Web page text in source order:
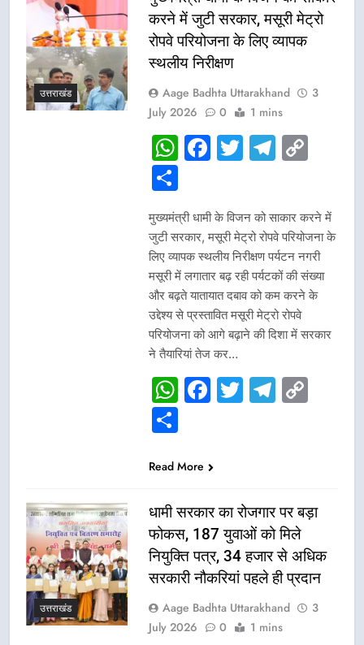
उत्तराखंड
करने में जुटी सरकार, मसूरी मेट्रो
रोपवे परियोजना के लिए व्यापक
स्थलीय निरीक्षण
Aage Badhta Uttarakhand
3
July 2026
0 1 mins
WhatsApp
Facebook
Twitter
Share
मुख्यमंत्री धामी के विजन को साकार करने में
जुटी सरकार, मसूरी मेट्रो रोपवे परियोजना के
लिए व्यापक स्थलीय निरीक्षण पर्यटन नगरी
मसूरी में लगातार बढ़ रही पर्यटकों की संख्या
और बढ़ते यातायात दबाव को कम करने के
उद्देश्य से प्रस्तावित मसूरी मेट्रो रोपवे
परियोजना को आगे बढ़ाने की दिशा में सरकार
ने तैयारियां तेज कर…
WhatsApp
Facebook
Twitter
Share
Read More
उत्तराखंड
धामी सरकार का रोजगार पर बड़ा
फोकस, 187 युवाओं को मिले
नियुक्ति पत्र, 34 हजार से अधिक
सरकारी नौकरियां पहले ही प्रदान
Aage Badhta Uttarakhand
3
July 2026
0 1 mins